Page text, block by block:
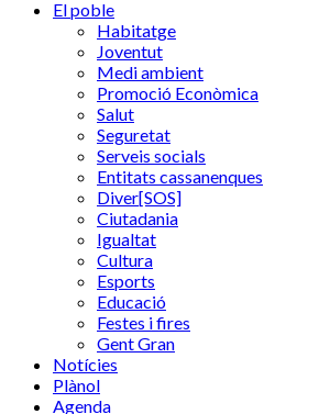
El poble
Habitatge
Joventut
Medi ambient
Promoció Econòmica
Salut
Seguretat
Serveis socials
Entitats cassanenques
Diver[SOS]
Ciutadania
Igualtat
Cultura
Esports
Educació
Festes i fires
Gent Gran
Notícies
Plànol
Agenda